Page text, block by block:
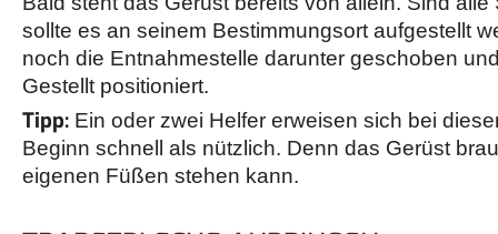
sollte es an seinem Bestimmungsort aufgestellt
noch die Entnahmestelle darunter geschoben
Gestellt positioniert.
Tipp: Ein oder zwei Helfer erweisen sich bei
Beginn schnell als nützlich. Denn das Gerüst
eigenen Füßen stehen kann.